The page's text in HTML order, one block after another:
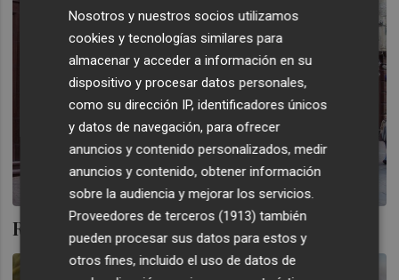
Rusia, un país 'pequeño' pero matón
Nosotros y nuestros socios utilizamos
cookies y tecnologías similares para
almacenar y acceder a información en su
dispositivo y procesar datos personales,
como su dirección IP, identificadores únicos
y datos de navegación, para ofrecer
anuncios y contenido personalizados, medir
anuncios y contenido, obtener información
sobre la audiencia y mejorar los servicios.
Proveedores de terceros (1913) también
pueden procesar sus datos para estos y
otros fines, incluido el uso de datos de